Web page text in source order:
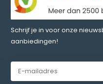
Schrijf je in voor onze
aanbiedingen!